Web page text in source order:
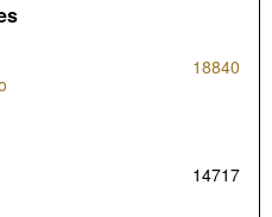
18840
14717